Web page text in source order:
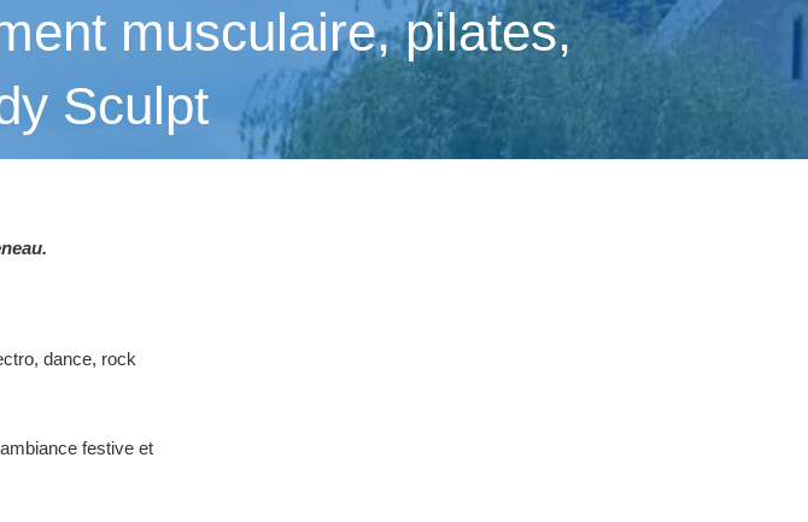
musculaire, pilates,
Sculpt
dance, rock
festive et